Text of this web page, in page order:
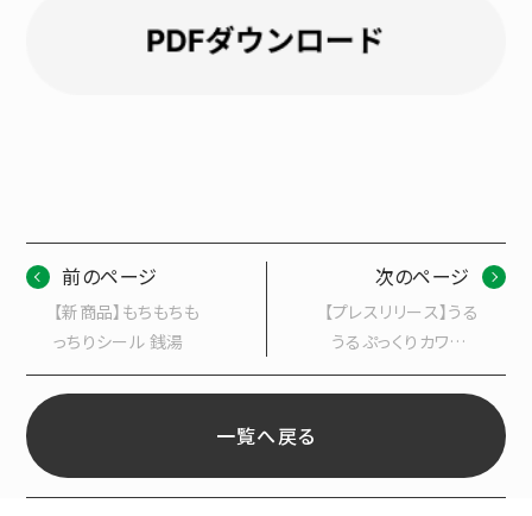
前のページ
【新商品】もちもちも
っちりシール 銭湯
一覧へ戻る
次のページ
【プレスリリース】うる
うるぷっくりカワイイ
「きゅんぷるバブルシ
ール」＆もちふわ触感